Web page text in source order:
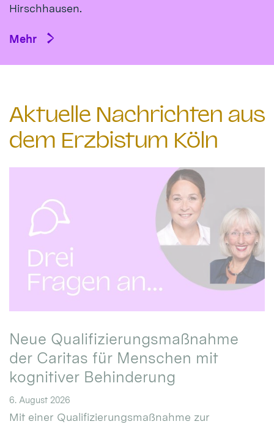
Hirsch­hausen.
Mehr
Aktuelle Nachrichten aus
dem Erzbistum Köln
Neue Qualifizierungsmaßnahme
der Caritas für Menschen mit
kognitiver Behinderung
6. August 2026
Mit einer Qualifizierungsmaßnahme zur